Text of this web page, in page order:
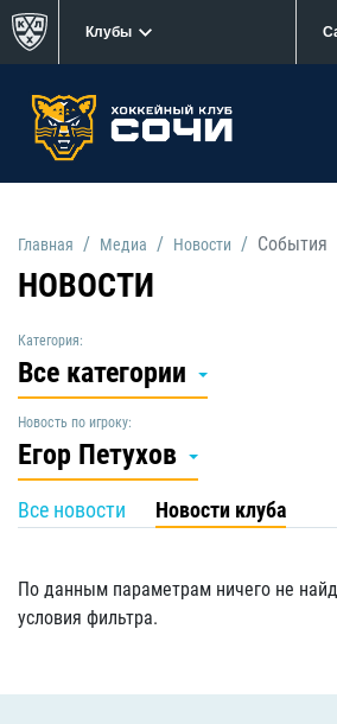
Клубы
Главная Медиа Новости События
НОВОСТИ
Категория:
Все категории
Новость по игроку:
Егор Петухов
Все новости Новости клуба
По данным параметрам ничего не
условия фильтра.